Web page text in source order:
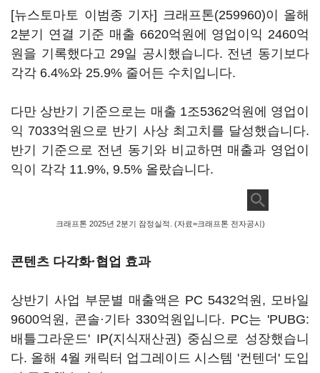
[뉴스토마토 이범종 기자] 크래프톤(259960)이 올해
2분기 연결 기준 매출 6620억원에 영업이익 2460억
원을 기록했다고 29일 공시했습니다. 전년 동기보다
각각 6.4%와 25.9% 줄어든 수치입니다.
다만 상반기 기준으로는 매출 1조5362억원에 영업이
익 7033억원으로 반기 사상 최고치를 달성했습니다.
반기 기준으로 전년 동기와 비교하면 매출과 영업이
익이 각각 11.9%, 9.5% 올랐습니다.
크래프톤 2025년 2분기 잠정실적. (자료=크래프톤 전자공시)
콘텐츠 다각화·협업 효과
상반기 사업 부문별 매출액은 PC 5432억원, 모바일
9600억원, 콘솔·기타 330억원입니다. PC는 'PUBG:
배틀그라운드' IP(지식재산권) 중심으로 성장했습니
다. 올해 4월 캐릭터 업그레이드 시스템 '컨텐더' 도입